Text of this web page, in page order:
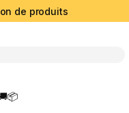
de produits